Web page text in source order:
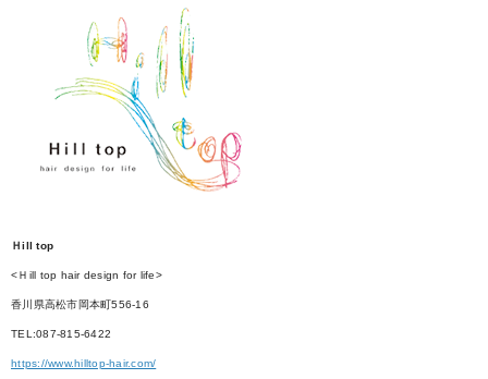
Ｈill top
<Ｈill top hair design for life>
香川県高松市岡本町556-16
TEL:087-815-6422
https://www.hilltop-hair.com/